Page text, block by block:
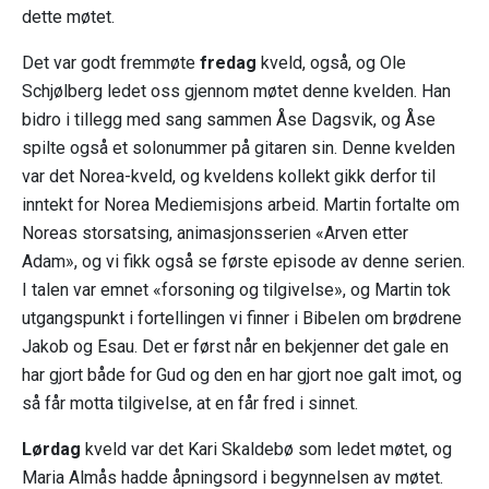
dette møtet.
Det var godt fremmøte fredag kveld, også, og Ole
Schjølberg ledet oss gjennom møtet denne kvelden. Han
bidro i tillegg med sang sammen Åse Dagsvik, og Åse
spilte også et solonummer på gitaren sin. Denne kvelden
var det Norea-kveld, og kveldens kollekt gikk derfor til
inntekt for Norea Mediemisjons arbeid. Martin fortalte om
Noreas storsatsing, animasjonsserien «Arven etter
Adam», og vi fikk også se første episode av denne serien.
I talen var emnet «forsoning og tilgivelse», og Martin tok
utgangspunkt i fortellingen vi finner i Bibelen om brødrene
Jakob og Esau. Det er først når en bekjenner det gale en
har gjort både for Gud og den en har gjort noe galt imot, og
så får motta tilgivelse, at en får fred i sinnet.
Lørdag kveld var det Kari Skaldebø som ledet møtet, og
Maria Almås hadde åpningsord i begynnelsen av møtet.